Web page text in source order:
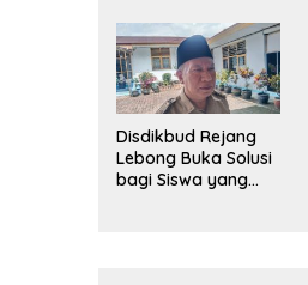
Bullying,
Kadisdikbud: Patut
Jadi Contoh
Disdikbud Rejang
Lebong Buka Solusi
bagi Siswa yang